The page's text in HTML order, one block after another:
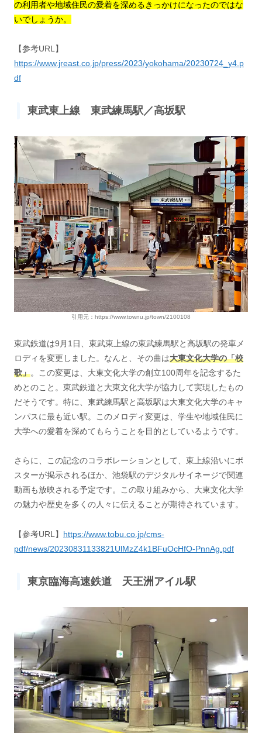
の利用者や地域住民の愛着を深めるきっかけになったのではな
いでしょうか。
【参考URL】
https://www.jreast.co.jp/press/2023/yokohama/20230724_y4.p
df
東武東上線 東武練馬駅／高坂駅
引用元：https://www.townu.jp/town/2100108
東武鉄道は9月1日、東武東上線の東武練馬駅と高坂駅の発車メ
ロディを変更しました。なんと、その曲は大東文化大学の「校
歌」。この変更は、大東文化大学の創立100周年を記念するた
めとのこと。東武鉄道と大東文化大学が協力して実現したもの
だそうです。特に、東武練馬駅と高坂駅は大東文化大学のキャ
ンパスに最も近い駅。このメロディ変更は、学生や地域住民に
大学への愛着を深めてもらうことを目的としているようです。
さらに、この記念のコラボレーションとして、東上線沿いにポ
スターが掲示されるほか、池袋駅のデジタルサイネージで関連
動画も放映される予定です。この取り組みから、大東文化大学
の魅力や歴史を多くの人々に伝えることが期待されています。
【参考URL】 https://www.tobu.co.jp/cms-
pdf/news/20230831133821UlMzZ4k1BFuOcHfO-PnnAg.pdf
東京臨海高速鉄道 天王洲アイル駅